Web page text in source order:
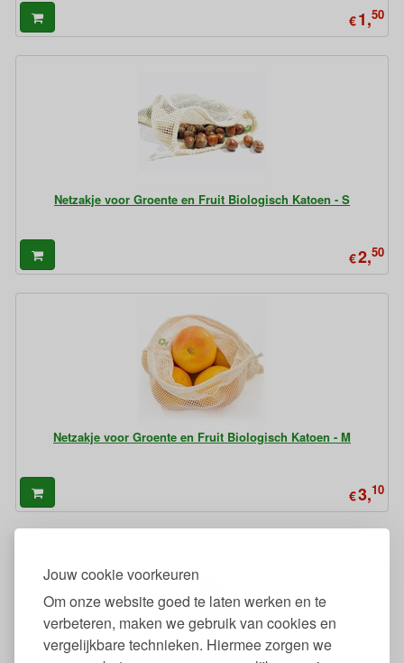
Jouw cookie voorkeuren
Om onze website goed te laten werken en te
verbeteren, maken we gebruik van cookies en
vergelijkbare technieken. Hiermee zorgen we
€1,50
Netzakje voor Groente en Fruit Biologisch Katoen - S
€2,50
Netzakje voor Groente en Fruit Biologisch Katoen - M
€3,10